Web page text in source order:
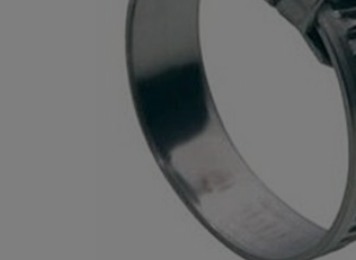
Samenvatting